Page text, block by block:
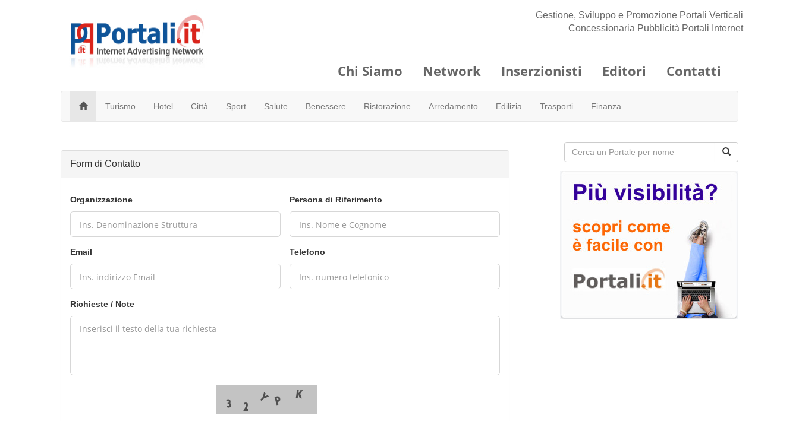
Gestione, Sviluppo e Promozione Portali Verticali
Concessionaria Pubblicità Portali Internet
Chi Siamo Network Inserzionisti Editori Contatti
Turismo Hotel Città Sport Salute Benessere Ristorazione Arredamento Edilizia Trasporti Finanza
Form di Contatto
Organizzazione Persona di Riferimento
Email Telefono
Richieste / Note